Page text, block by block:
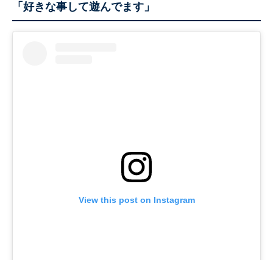
「好きな事して遊んでます」
View this post on Instagram